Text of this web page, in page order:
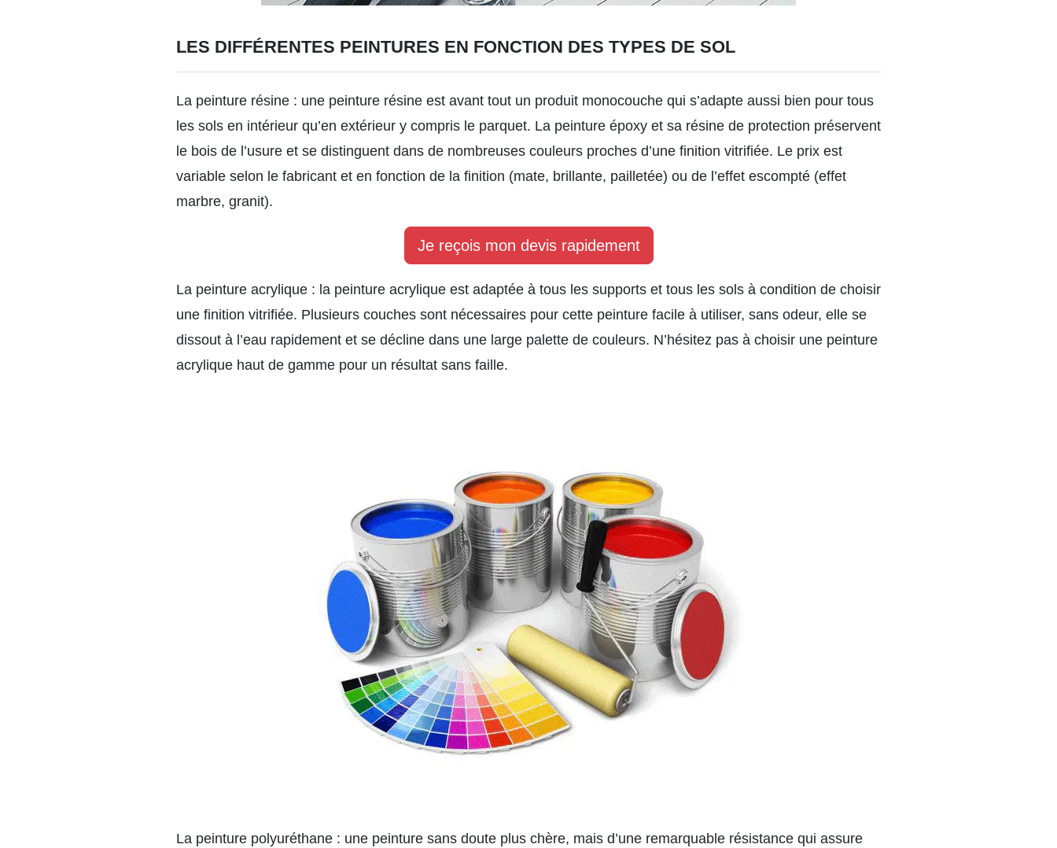
LES DIFFÉRENTES PEINTURES EN FONCTION DES TYPES DE SOL
La peinture résine : une peinture résine est avant tout un produit monocouche qui s’adapte aussi bien pour tous
les sols en intérieur qu’en extérieur y compris le parquet. La peinture époxy et sa résine de protection préservent
le bois de l’usure et se distinguent dans de nombreuses couleurs proches d’une finition vitrifiée. Le prix est
variable selon le fabricant et en fonction de la finition (mate, brillante, pailletée) ou de l’effet escompté (effet
marbre, granit).
Je reçois mon devis rapidement
La peinture acrylique : la peinture acrylique est adaptée à tous les supports et tous les sols à condition de choisir
une finition vitrifiée. Plusieurs couches sont nécessaires pour cette peinture facile à utiliser, sans odeur, elle se
dissout à l’eau rapidement et se décline dans une large palette de couleurs. N’hésitez pas à choisir une peinture
acrylique haut de gamme pour un résultat sans faille.
La peinture polyuréthane : une peinture sans doute plus chère, mais d’une remarquable résistance qui assure